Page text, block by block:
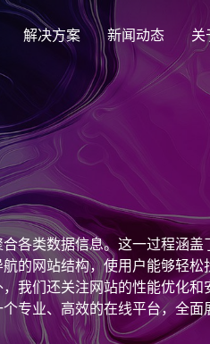
建设
计
站
发
企业品牌
创意品牌型网
解决方案
动策划方案
决方
新能源行业网站建
案
方案 品牌形象网站建设
新闻动态
网站设计
Website
关
设
伴
各类数据信息。这一过程涵
的网站结构，使用户能够轻
我们还关注网站的性能优化
专业、高效的在线平台，全面